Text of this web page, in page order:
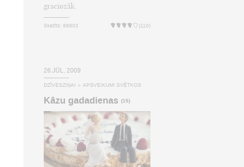
graciozāk.
Skatīts: 66803 (110)
26.JŪL, 2009
DZĪVESZIŅAI » APSVEIKUMI SVĒTKOS
Kāzu gadadienas (15)